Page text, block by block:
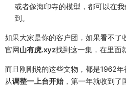
或者像海印寺的模型，都可以在
到。
如果大家是你的客户团，如果看不了
官网山有虎.xyz找到这一集，在里面
而且刚刚说的这些文物，都是1962
从调整一上台开始 ，第一年就收到了